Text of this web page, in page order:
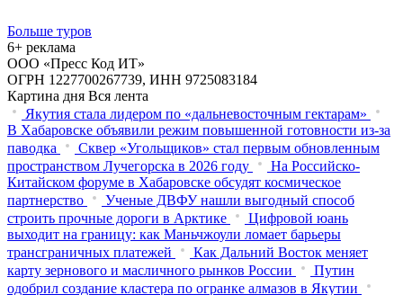
Больше туров
6+ реклама
ООО «Пресс Код ИТ»
ОГРН 1227700267739, ИНН 9725083184
Картина дня Вся лента
Якутия стала лидером по «дальневосточным гектарам»
В Хабаровске объявили режим повышенной готовности из‑за
паводка
Сквер «Угольщиков» стал первым обновленным
пространством Лучегорска в 2026 году
На Российско-
Китайском форуме в Хабаровске обсудят космическое
партнерство
Ученые ДВФУ нашли выгодный способ
строить прочные дороги в Арктике
Цифровой юань
выходит на границу: как Маньчжоули ломает барьеры
трансграничных платежей
Как Дальний Восток меняет
карту зернового и масличного рынков России
Путин
одобрил создание кластера по огранке алмазов в Якутии